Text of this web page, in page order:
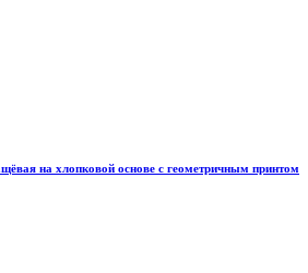
на хлопковой основе с геометричным принтом